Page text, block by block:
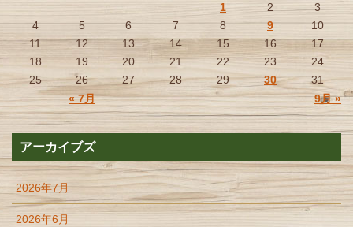
« 7月 9月 »
1 2
3
4
5 6 7 8 9
10
11
12 13 14 15 16
17
18
19 20 21 22 23
24
25
26 27 28 29 30 31
アーカイブズ
2026年7月
2026年6月